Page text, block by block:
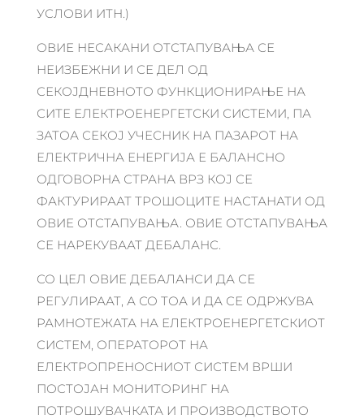
УСЛОВИ ИТН.)
ОВИЕ НЕСАКАНИ ОТСТАПУВАЊА СЕ
НЕИЗБЕЖНИ И СЕ ДЕЛ ОД
СЕКОЈДНЕВНОТО ФУНКЦИОНИРАЊЕ НА
СИТЕ ЕЛЕКТРОЕНЕРГЕТСКИ СИСТЕМИ, ПА
ЗАТОА СЕКОЈ УЧЕСНИК НА ПАЗАРОТ НА
ЕЛЕКТРИЧНА ЕНЕРГИЈА Е БАЛАНСНО
ОДГОВОРНА СТРАНА ВРЗ КОЈ СЕ
ФАКТУРИРААТ ТРОШОЦИТЕ НАСТАНАТИ ОД
ОВИЕ ОТСТАПУВАЊА. ОВИЕ ОТСТАПУВАЊА
СЕ НАРЕКУВААТ ДЕБАЛАНС.
СО ЦЕЛ ОВИЕ ДЕБАЛАНСИ ДА СЕ
РЕГУЛИРААТ, А СО ТОА И ДА СЕ ОДРЖУВА
РАМНОТЕЖАТА НА ЕЛЕКТРОЕНЕРГЕТСКИОТ
СИСТЕМ, ОПЕРАТОРОТ НА
ЕЛЕКТРОПРЕНОСНИОТ СИСТЕМ ВРШИ
ПОСТОЈАН МОНИТОРИНГ НА
ПОТРОШУВАЧКАТА И ПРОИЗВОДСТВОТО